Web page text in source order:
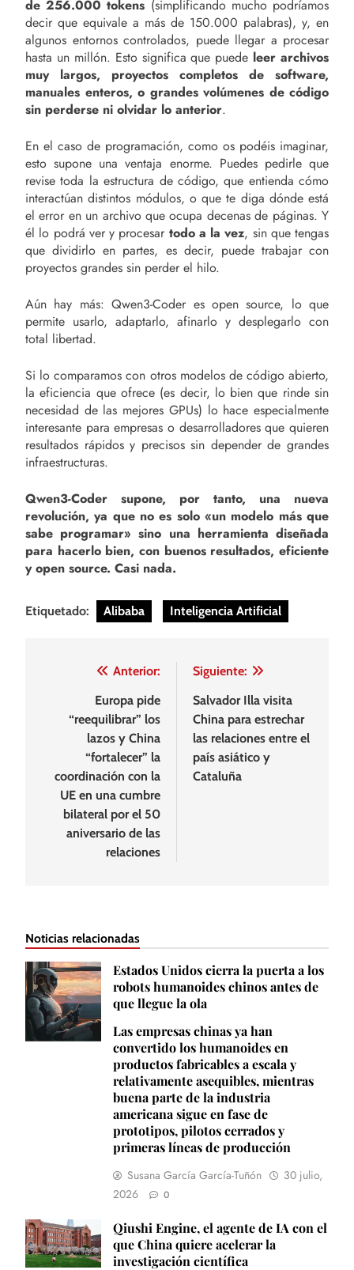
de 256.000 tokens (simplificando mucho podríamos
decir que equivale a más de 150.000 palabras), y, en
algunos entornos controlados, puede llegar a procesar
hasta un millón. Esto significa que puede leer archivos
muy largos, proyectos completos de software,
manuales enteros, o grandes volúmenes de código
sin perderse ni olvidar lo anterior.
En el caso de programación, como os podéis imaginar,
esto supone una ventaja enorme. Puedes pedirle que
revise toda la estructura de código, que entienda cómo
interactúan distintos módulos, o que te diga dónde está
el error en un archivo que ocupa decenas de páginas. Y
él lo podrá ver y procesar todo a la vez, sin que tengas
que dividirlo en partes, es decir, puede trabajar con
proyectos grandes sin perder el hilo.
Aún hay más: Qwen3-Coder es open source, lo que
permite usarlo, adaptarlo, afinarlo y desplegarlo con
total libertad.
Si lo comparamos con otros modelos de código abierto,
la eficiencia que ofrece (es decir, lo bien que rinde sin
necesidad de las mejores GPUs) lo hace especialmente
interesante para empresas o desarrolladores que quieren
resultados rápidos y precisos sin depender de grandes
infraestructuras.
Qwen3-Coder supone, por tanto, una nueva
revolución, ya que no es solo «un modelo más que
sabe programar» sino una herramienta diseñada
para hacerlo bien, con buenos resultados, eficiente
y open source. Casi nada.
Etiquetado: Alibaba Inteligencia Artificial
Navegación
entradas
Anterior:
Europa pide
“reequilibrar” los
lazos y China
“fortalecer” la
coordinación con la
UE en una cumbre
bilateral por el 50
aniversario de las
relaciones
Siguiente:
Salvador Illa visita
China para estrechar
las relaciones entre el
país asiático y
Cataluña
Noticias relacionadas
Estados Unidos cierra la puerta a los
robots humanoides chinos antes de
que llegue la ola
Las empresas chinas ya han
convertido los humanoides en
productos fabricables a escala y
relativamente asequibles, mientras
buena parte de la industria
americana sigue en fase de
prototipos, pilotos cerrados y
primeras líneas de producción
Susana García García-Tuñón
30 julio,
2026
0
Qiushi Engine, el agente de IA con el
que China quiere acelerar la
investigación científica